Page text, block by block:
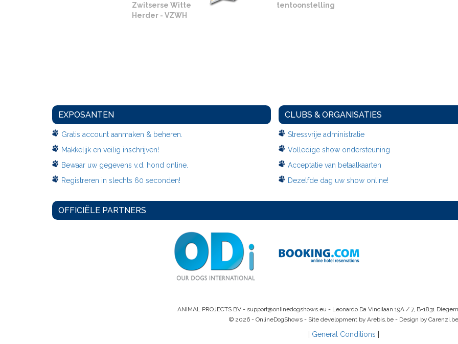
Zwitserse Witte
Herder - VZWH
tentoonstelling
EXPOSANTEN
Gratis account aanmaken & beheren.
Makkelijk en veilig inschrijven!
Bewaar uw gegevens v.d. hond online.
Registreren in slechts 60 seconden!
CLUBS & ORGANISATIES
Stressvrije administratie
Volledige show ondersteuning
Acceptatie van betaalkaarten
Dezelfde dag uw show online!
OFFICIËLE PARTNERS
ANIMAL PROJECTS BV - support@onlinedogshows.eu- Leonardo Da Vincilaan 19A / 7, B-1831
© 2026 - OnlineDogShows - Site development by Arebis.be - Design by Carenzi.be
General Conditions